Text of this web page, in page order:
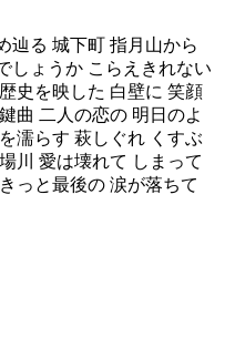
辿る 城下町 指月山から
しょうか こらえきれない
史を映した 白壁に 笑顔
曲 二人の恋の 明日のよ
濡らす 萩しぐれ くすぶ
川 愛は壊れて しまって
っと最後の 涙が落ちて